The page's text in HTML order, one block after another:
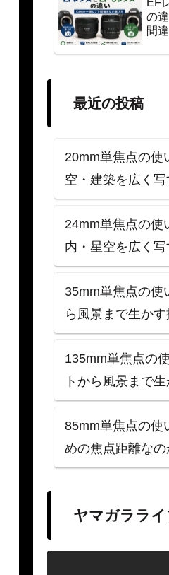
EF
の
間
最近の投稿
20mm単焦点の使
空・建築を広く
24mm単焦点の使
内・星空を広く
35mm単焦点の使
ら風景まで生か
135mm単焦点の
トから風景まで
85mm単焦点の使
めの焦点距離なの
ヤマガラライ